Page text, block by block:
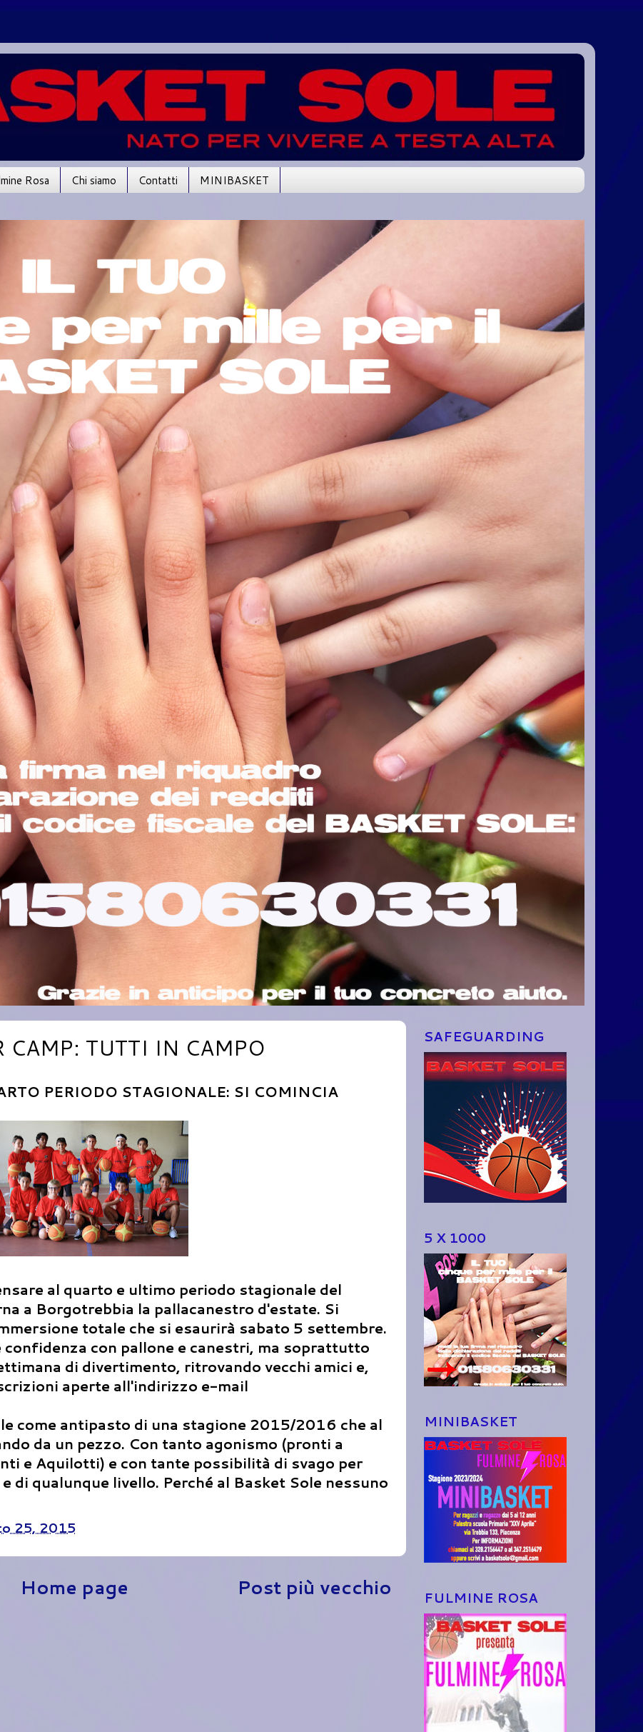
Rosa Chi siamo Contatti MINIBASKET
CAMP: TUTTI IN CAMPO
PERIODO STAGIONALE: SI COMINCIA
al quarto e ultimo periodo stagionale del
a Borgotrebbia la pallacanestro d'estate. Si
totale che si esaurirà sabato 5 settembre.
confidenza con pallone e canestri, ma soprattutto
di divertimento, ritrovando vecchi amici e,
aperte all'indirizzo e-mail
come antipasto di una stagione 2015/2016 che al
da un pezzo. Con tanto agonismo (pronti a
e Aquilotti) e con tante possibilità di svago per
di qualunque livello. Perché al Basket Sole nessuno
25, 2015
Post più vecchio
Home page
SAFEGUARDING
5 X 1000
MINIBASKET
FULMINE ROSA